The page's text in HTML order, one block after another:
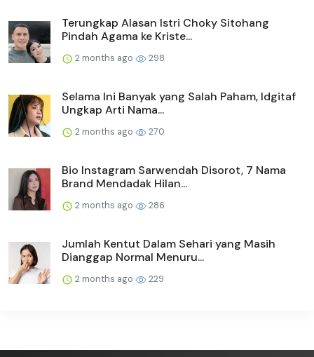
Terungkap Alasan Istri Choky Sitohang
Pindah Agama ke Kriste...
2 months ago 298
Selama Ini Banyak yang Salah Paham, Idgitaf
Ungkap Arti Nama...
2 months ago 270
Bio Instagram Sarwendah Disorot, 7 Nama
Brand Mendadak Hilan...
2 months ago 286
Jumlah Kentut Dalam Sehari yang Masih
Dianggap Normal Menuru...
2 months ago 229